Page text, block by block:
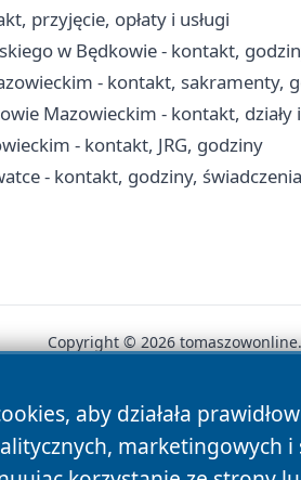
przyjęcie, opłaty i usługi
w Będkowie - kontakt,
- kontakt, sakramenty,
Mazowieckim - kontakt, działy
- kontakt, JRG, godziny
- kontakt, godziny, świadczenia
aby działała
marketingowych
Copyright © 2026
News Autorzy Polityka